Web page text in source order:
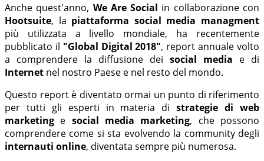
Anche quest'anno, We Are Social in collaborazione con
Hootsuite, la piattaforma social media managment
più utilizzata a livello mondiale, ha recentemente
pubblicato il "Global Digital 2018", report annuale volto
a comprendere la diffusione dei social media e di
Internet nel nostro Paese e nel resto del mondo.
Questo report è diventato ormai un punto di riferimento
per tutti gli esperti in materia distrategie di web
marketing e social media marketing, che possono
comprendere come si sta evolvendo la community degli
internauti online, diventata sempre più numerosa.